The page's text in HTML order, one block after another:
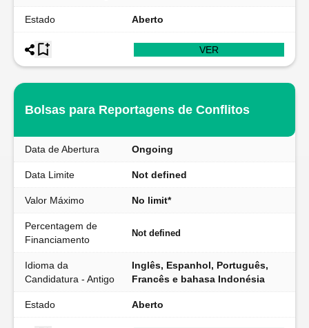
Estado Aberto
VER
Bolsas para Reportagens de Conflitos
Data de Abertura Ongoing
Data Limite Not defined
Valor Máximo No limit*
Percentagem de
Financiamento
Not defined
Idioma da
Candidatura - Antigo
Inglês, Espanhol, Português,
Francês e bahasa Indonésia
Estado Aberto